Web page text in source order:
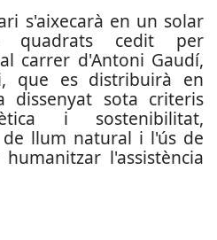
s'aixecarà en un solar
quadrats cedit per
carrer d'Antoni Gaudí,
que es distribuirà en
dissenyat sota criteris
i sostenibilitat,
llum natural i l'ús de
l'assistència